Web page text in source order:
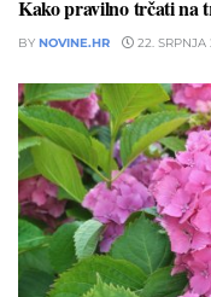
Kako pravilno trčati na
BY NOVINE.HR 22. SRPNJA